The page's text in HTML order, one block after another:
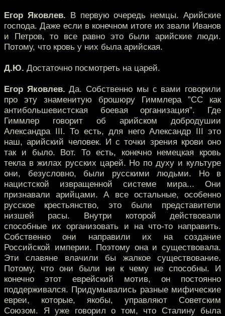
Егор Яковлев. В первую очередь немцы. Арийские
господа. Даже если в конечном итоге их звали Иванов
и Петров, то все равно это были арийские люди.
Потому, что кровь у них была арийская.
Д.Ю. Достаточно посмотреть на царей.
Егор Яковлев. Да. Собственно мы с вами говорили
про эту знаменитую брошюру Гиммлера ”СС как
антибольшевистская боевая организация”. Где
Гиммлер говорит об арийском добродушии
Александра III. То есть, для него Александр III это
наш, арийский человек. И с точки зрения крови оно
так и было. Вот. То есть, конечно немецкая кровь
текла в жилах русских царей. Но по духу и культуре
они, безусловно, были русскими людьми. Но в
нацистской извращенной системе мира... Они
признавали арийцами. А все остальные, особенно
русское крестьянство, это были представители
низшей расы. Внутри которой действовали
способные их организовать и на что-то направить.
Собственно они направили их на создание
Российской империи. Поэтому она и существовала.
Эти славяне влачили бы жалкое существование.
Потому, что они были ни к чему не способны. И
конечно этот еврейский мотив, он постоянно
поддерживался. Придумывались разные мифические
евреи, которые, якобы, управляют Советским
Союзом. Я уже говорил о том, что Сталину была